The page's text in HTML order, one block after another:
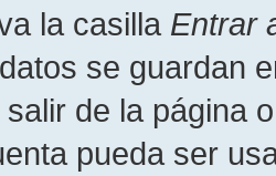
la casilla Entrar
se guardan
salir de la página
pueda ser